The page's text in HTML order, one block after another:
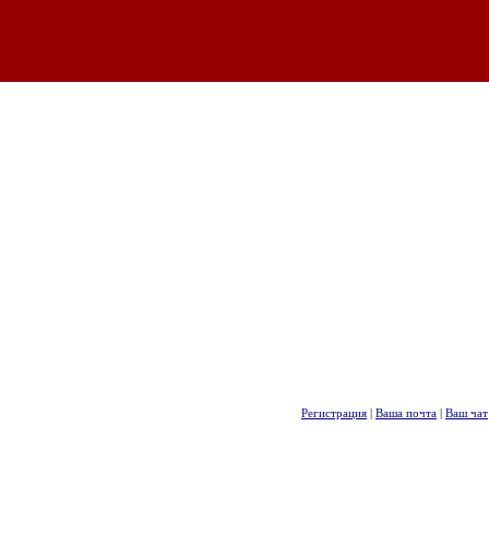
Регистрация | Ваша почта | Ваш чат